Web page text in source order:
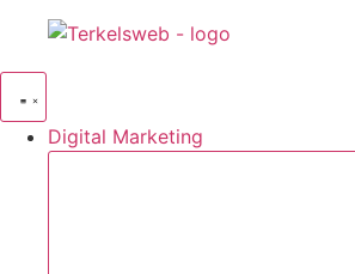
Videre
Digital Marketing